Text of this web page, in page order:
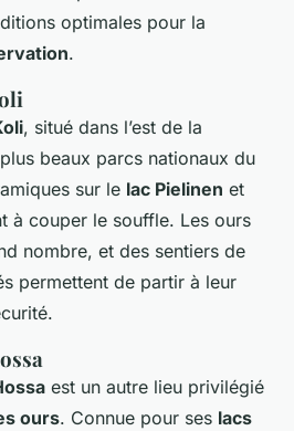
optimales pour la
.
, situé dans l’est de la
beaux parcs nationaux du
sur le lac Pielinen et
à couper le souffle. Les ours
nombre, et des sentiers de
permettent de partir à leur
est un autre lieu privilégié
ours. Connue pour ses lacs